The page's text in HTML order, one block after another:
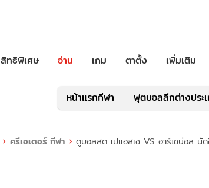
สิทธิพิเศษ อ่าน เกม ตาตั้ง เพิ่มเติม
หน้าแรกกีฬา ฟุตบอลลีกต่างประ
ครีเอเตอร์ กีฬา ดูบอลสด เปแอสเช VS อาร์เซน่อล